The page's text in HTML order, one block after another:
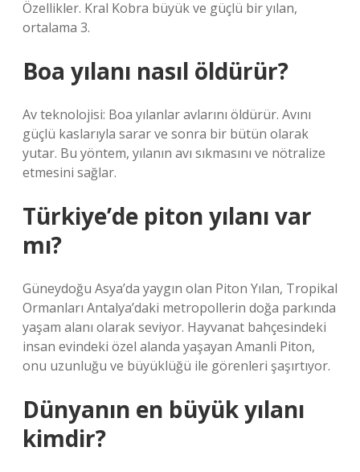
Özellikler. Kral Kobra büyük ve güçlü bir yılan,
ortalama 3.
Boa yılanı nasıl öldürür?
Av teknolojisi: Boa yılanlar avlarını öldürür. Avını
güçlü kaslarıyla sarar ve sonra bir bütün olarak
yutar. Bu yöntem, yılanın avı sıkmasını ve nötralize
etmesini sağlar.
Türkiye’de piton yılanı var
mı?
Güneydoğu Asya’da yaygın olan Piton Yılan, Tropikal
Ormanları Antalya’daki metropollerin doğa parkında
yaşam alanı olarak seviyor. Hayvanat bahçesindeki
insan evindeki özel alanda yaşayan Amanli Piton,
onu uzunluğu ve büyüklüğü ile görenleri şaşırtıyor.
Dünyanın en büyük yılanı
kimdir?